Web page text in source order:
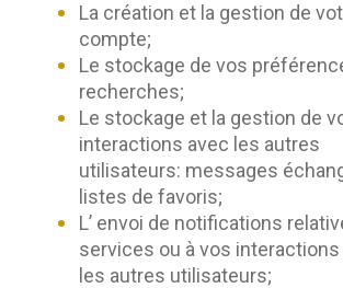
La création et la gestion de
compte;
Le stockage de vos
recherches;
Le stockage et la gestion de
interactions avec les autres
utilisateurs: messages
listes de favoris;
L’ envoi de notifications
services ou à vos interactions
les autres utilisateurs;